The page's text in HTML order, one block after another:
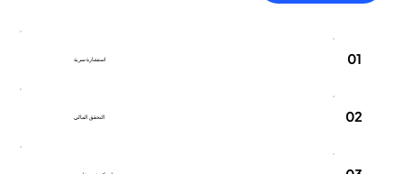
استشارة سرية 01
التحقق المالي 02